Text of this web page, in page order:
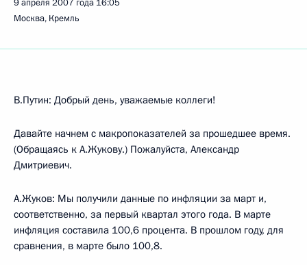
9 апреля 2007 года 16:05
Москва, Кремль
В.Путин: Добрый день, уважаемые коллеги!
Давайте начнем с макропоказателей за прошедшее время.
(Обращаясь к А.Жукову.) Пожалуйста, Александр
Дмитриевич.
А.Жуков: Мы получили данные по инфляции за март и,
соответственно, за первый квартал этого года. В марте
инфляция составила 100,6 процента. В прошлом году, для
сравнения, в марте было 100,8.